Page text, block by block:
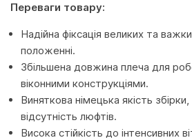
Переваги товару:
Надійна фіксація великих та
положенні.
Збільшена довжина плеча для
віконними конструкціями.
Виняткова німецька якість
відсутність люфтів.
Висока стійкість до інтенсивних